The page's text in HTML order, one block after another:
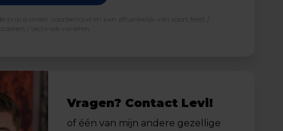
prijs is onder voorbehoud en kan afhankelijk van soort feest /
/ techniek variëren.
Vragen? Contact Levi!
of één van mijn andere gezellige